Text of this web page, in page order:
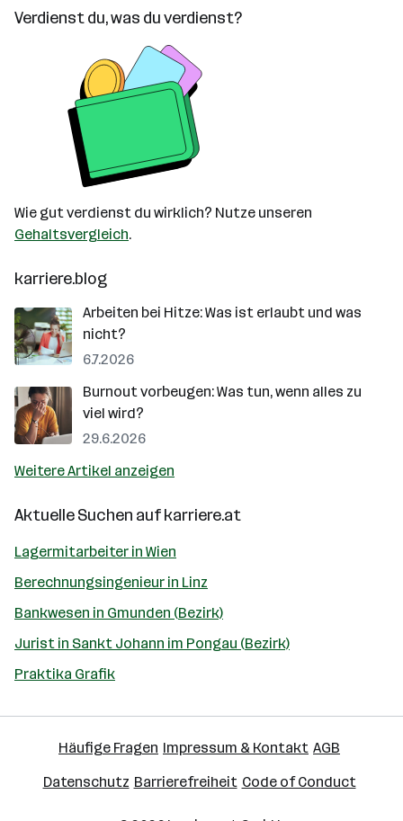
Verdienst du, was du verdienst?
Wie gut verdienst du wirklich? Nutze unseren
Gehaltsvergleich.
karriere.blog
Arbeiten bei Hitze: Was ist erlaubt und was
nicht?
6.7.2026
Burnout vorbeugen: Was tun, wenn alles zu
viel wird?
29.6.2026
Weitere Artikel anzeigen
Aktuelle Suchen aufkarriere.at
Lagermitarbeiter in Wien
Berechnungsingenieur in Linz
Bankwesen in Gmunden (Bezirk)
Jurist in Sankt Johann im Pongau (Bezirk)
Praktika Grafik
Häufige Fragen Impressum & Kontakt AGB
Datenschutz Barrierefreiheit Code of Conduct